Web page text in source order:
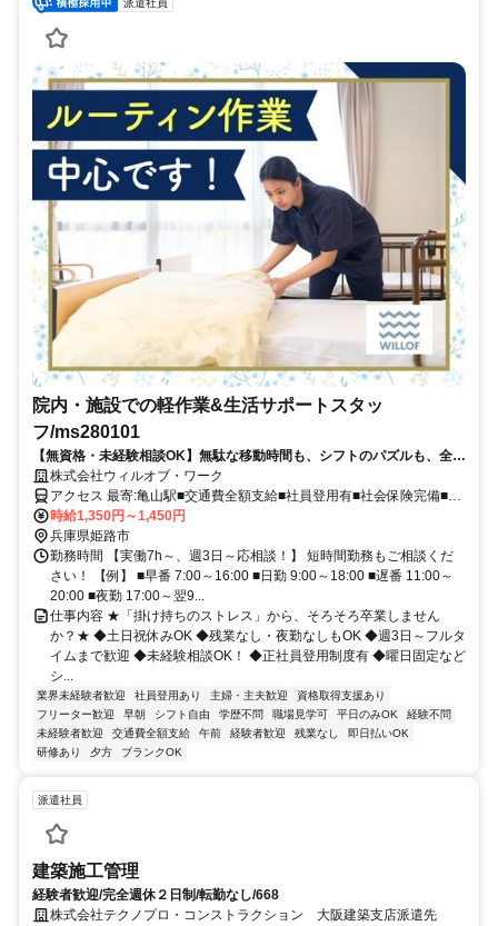
派遣社員
院内・施設での軽作業&生活サポートスタッ
フ/ms280101
【無資格・未経験相談OK】無駄な移動時間も、シフトのパズルも、全部
なし。掛け持ちバイト・派遣から「1社固定」に変える方、増えてま
す！【社保完備｜週3日～勤務OK｜日払可｜登録者数85万人以上｜取引
社数4900社以上】
株式会社ウィルオブ・ワーク
アクセス 最寄:亀山駅■交通費全額支給■社員登用有■社会保険完備■履
歴書不要
時給1,350円～1,450円
兵庫県姫路市
勤務時間 【実働7h～、週3日～応相談！】 短時間勤務もご相談くだ
さい！ 【例】 ■早番 7:00～16:00 ■日勤 9:00～18:00 ■遅番 11:00～
20:00 ■夜勤 17:00～翌9...
仕事内容 ★「掛け持ちのストレス」から、そろそろ卒業しません
か？★ ◆土日祝休みOK ◆残業なし・夜勤なしもOK ◆週3日～フルタ
イムまで歓迎 ◆未経験相談OK！ ◆正社員登用制度有 ◆曜日固定など
シ...
業界未経験者歓迎 社員登用あり 主婦・主夫歓迎
資格取得支援あり
フリーター歓迎
早朝 シフト自由 学歴不問 職場見学可 平日のみOK
経験不問
未経験者歓迎
交通費全額支給 午前 経験者歓迎 残業なし
即日払いOK
研修あり
夕方 ブランクOK
派遣社員
建築施工管理
経験者歓迎/完全週休２日制/転勤なし/668
株式会社テクノプロ・コンストラクション 大阪建築支店派遣先